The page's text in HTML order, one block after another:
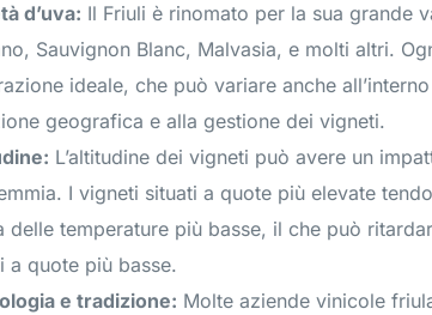
d’uva: Il Friuli è rinomato per la sua grande
Sauvignon Blanc, Malvasia, e molti altri.
ideale, che può variare anche
geografica e alla gestione dei vigneti.
L’altitudine dei vigneti può avere un
I vigneti situati a quote più elevate
delle temperature più basse, il che può
a quote più basse.
e tradizione: Molte aziende vinicole